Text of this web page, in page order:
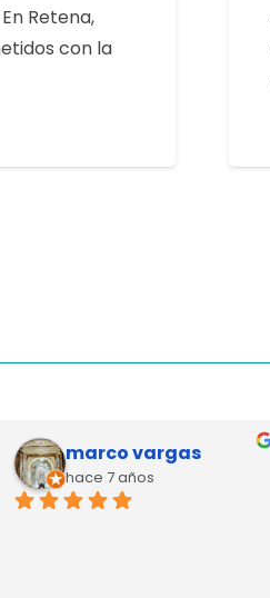
Retena,
con la
marco vargas
hace 7 años